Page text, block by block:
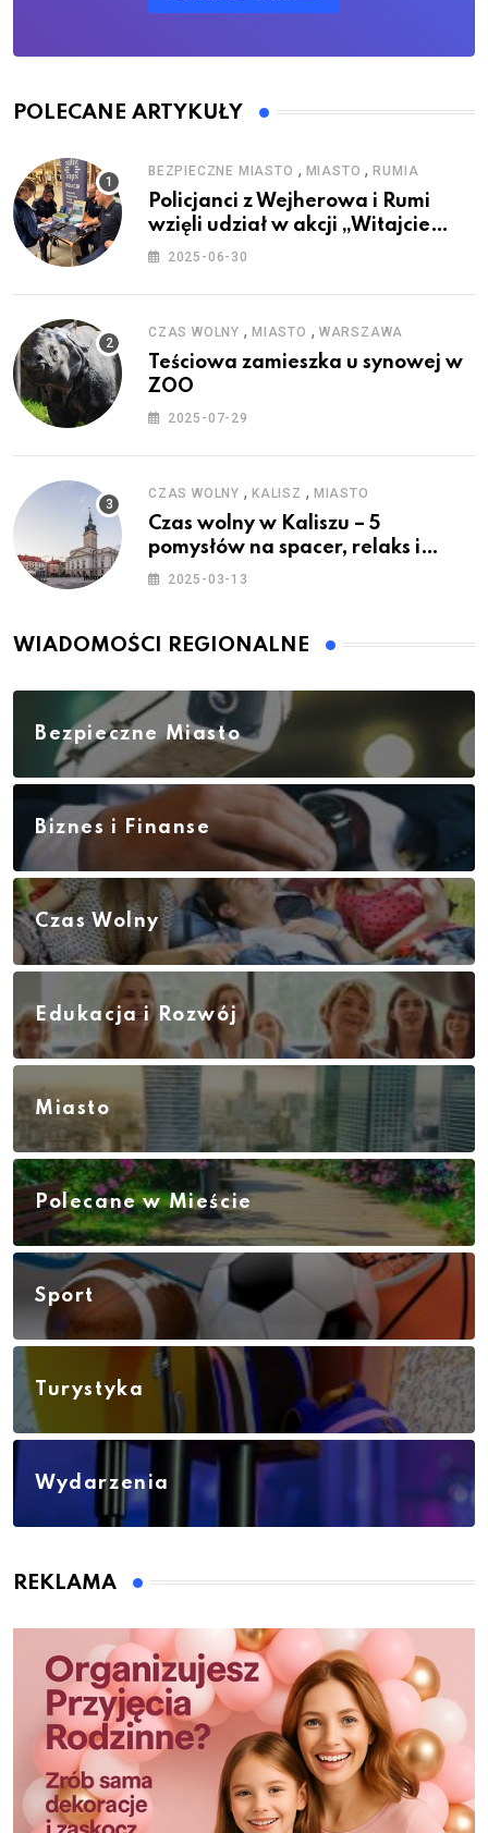
POLECANE ARTYKUŁY
BEZPIECZNE MIASTO , MIASTO ,RUMIA
Policjanci z Wejherowa i Rumi
wzięli udział w akcji „Witajcie
Wakacje”
2025-06-30
CZAS WOLNY , MIASTO , WARSZAWA
Teściowa zamieszka u synowej w
ZOO
2025-07-29
CZAS WOLNY , KALISZ , MIASTO
Czas wolny w Kaliszu – 5
pomysłów na spacer, relaks i
rodzinne atrakcje
2025-03-13
WIADOMOŚCI REGIONALNE
Bezpieczne Miasto
Biznes i Finanse
Czas Wolny
Edukacja i Rozwój
Miasto
Polecane w Mieście
Sport
Turystyka
Wydarzenia
REKLAMA